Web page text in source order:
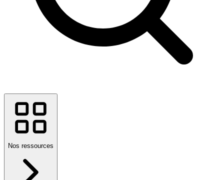
Nos ressources